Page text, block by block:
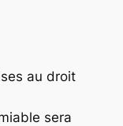
au droit
sera